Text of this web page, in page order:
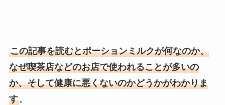
この記事を読むとポーションミルクが何なのか、
なぜ喫茶店などのお店で使われることが多いの
か、そして健康に悪くないのかどうかがわかりま
す。